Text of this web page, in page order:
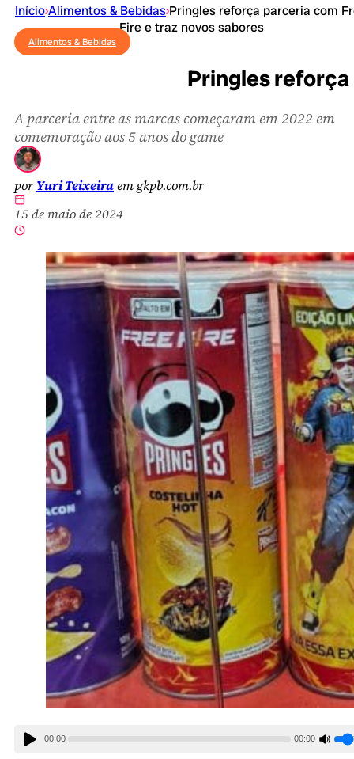
Início›Alimentos & Bebidas›Pringles reforça parceria com
Fire e traz novos sabores
Alimentos & Bebidas
Pringles reforça
A parceria entre as marcas começaram em 2022 em
comemoração aos 5 anos do game
por Yuri Teixeiraem gkpb.com.br
15 de maio de 2024
00:00 00:00